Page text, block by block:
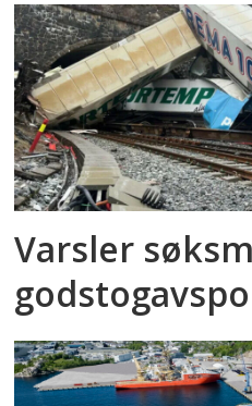
Varsler